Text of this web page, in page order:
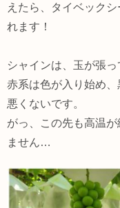
えたら、タイベック
れます！
シャインは、玉が張っ
赤系は色が入り始め
悪くないです。
がっ、この先も高温
ません…